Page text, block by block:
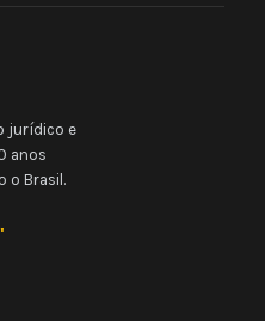
jurídico e
anos
o Brasil.